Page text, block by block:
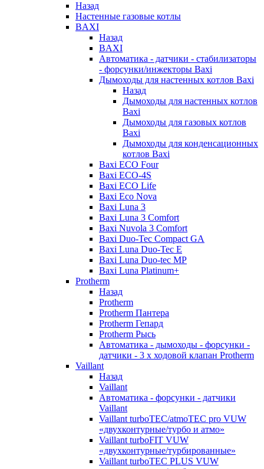
Назад
Настенные газовые котлы
BAXI
Назад
BAXI
Автоматика - датчики - стабилизаторы
- форсунки/инжекторы Baxi
Дымоходы для настенных котлов Baxi
Назад
Дымоходы для настенных котлов
Baxi
Дымоходы для газовых котлов
Baxi
Дымоходы для конденсационных
котлов Baxi
Baxi ECO Four
Baxi ECO-4S
Baxi ECO Life
Baxi Eco Nova
Baxi Luna 3
Baxi Luna 3 Comfort
Baxi Nuvola 3 Comfort
Baxi Duo-Tec Compact GA
Baxi Luna Duo-Tec E
Baxi Luna Duo-tec MP
Baxi Luna Platinum+
Protherm
Назад
Protherm
Protherm Пантера
Protherm Гепард
Protherm Рысь
Автоматика - дымоходы - форсунки -
датчики - 3 х ходовой клапан Protherm
Vaillant
Назад
Vaillant
Автоматика - форсунки - датчики
Vaillant
Vaillant turboTEC/atmoTEC pro VUW
«двухконтурные/турбо и атмо»
Vaillant turboFIT VUW
«двухконтурные/турбированные»
Vaillant turboTEC PLUS VUW